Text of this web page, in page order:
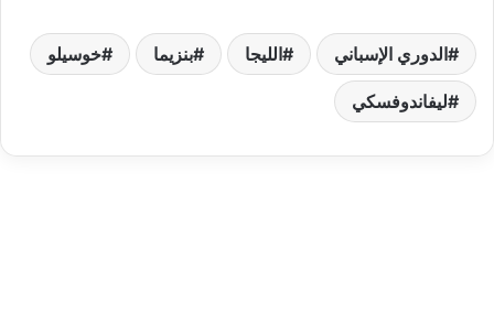
الدوري الإسباني الليجا بنزيما خوسيلو
ليفاندوفسكي